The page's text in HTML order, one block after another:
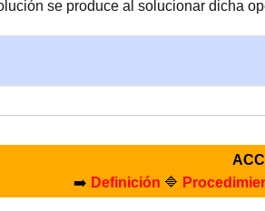
se produce al solucionar dicha
➡️ Definición 🔷